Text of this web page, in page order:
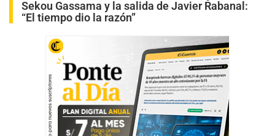
Sekou Gassama y la salida de Javier Rabanal:
“El tiempo dio la razón”